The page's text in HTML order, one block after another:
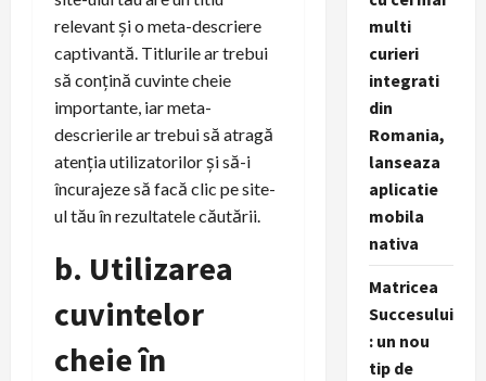
relevant și o meta-descriere
captivantă. Titlurile ar trebui
să conțină cuvinte cheie
importante, iar meta-
descrierile ar trebui să atragă
atenția utilizatorilor și să-i
încurajeze să facă clic pe site-
ul tău în rezultatele căutării.
b. Utilizarea
cuvintelor
cheie în
multi
curieri
integrati
din
Romania,
lanseaza
aplicatie
mobila
nativa
Matricea
Succesului
: un nou
tip de